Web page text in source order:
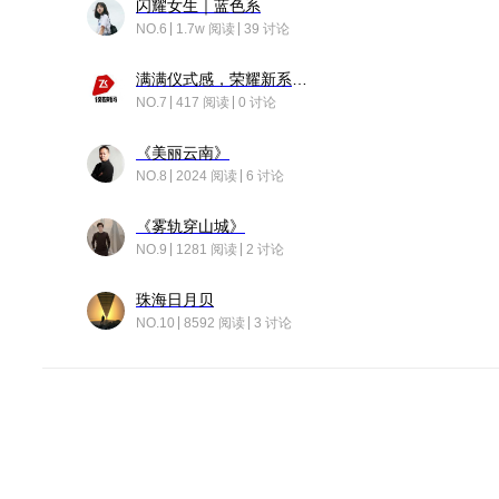
闪耀女生｜蓝色系
NO.6 1.7w 阅读 39 讨论
NO.7 417 阅读 0 讨论
《美丽云南》
NO.8 2024 阅读 6 讨论
《雾轨穿山城》
NO.9 1281 阅读 2 讨论
珠海日月贝
NO.10 8592 阅读 3 讨论